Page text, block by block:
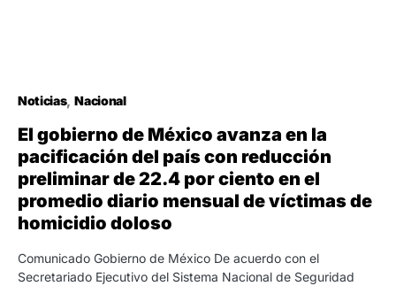
Noticias Nacional
El gobierno de México avanza en la
pacificación del país con reducción
preliminar de 22.4 por ciento en el
promedio diario mensual de víctimas de
homicidio doloso
Comunicado Gobierno de México De acuerdo con el
Secretariado Ejecutivo del Sistema Nacional de Seguridad